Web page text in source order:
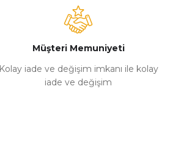
Müşteri Memuniyeti
Kolay iade ve değişim imkanı ile kolay
iade ve değişim